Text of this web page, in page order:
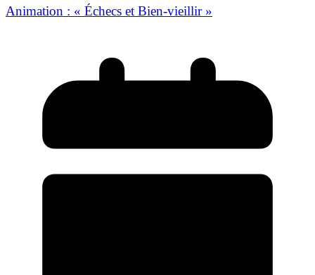
Animation : « Échecs et Bien-vieillir »